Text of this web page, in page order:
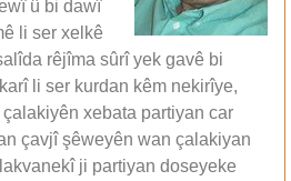
û bi dawî
li ser xelkê
rêjîma sûrî yek gavê bi
li ser kurdan kêm nekirîye,
xebata partiyan car
çavjî şêweyên wan çalakiyan
ji partiyan doseyeke